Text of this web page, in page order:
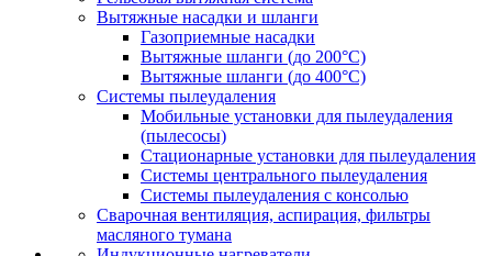
Вытяжные насадки и шланги
Газоприемные насадки
Вытяжные шланги (до 200°C)
Вытяжные шланги (до 400°C)
Системы пылеудаления
Мобильные установки для пылеудаления
(пылесосы)
Стационарные установки для пылеудаления
Системы центрального пылеудаления
Системы пылеудаления с консолью
Сварочная вентиляция, аспирация, фильтры
масляного тумана